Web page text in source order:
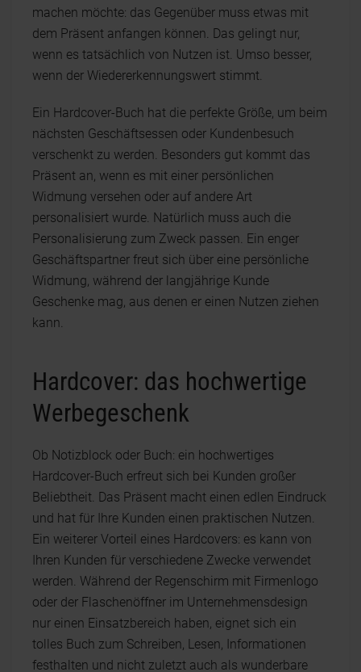
machen möchte: das Gegenüber muss etwas mit
dem Präsent anfangen können. Das gelingt nur,
wenn es tatsächlich von Nutzen ist. Umso besser,
wenn der Wiedererkennungswert stimmt.
Ein Hardcover-Buch hat die perfekte Größe, um beim
nächsten Geschäftsessen oder Kundenbesuch
verschenkt zu werden. Besonders gut kommt das
Präsent an, wenn es mit einer persönlichen
Widmung versehen oder auf andere Art
personalisiert wurde. Natürlich muss auch die
Personalisierung zum Zweck passen. Ein enger
Geschäftspartner freut sich über eine persönliche
Widmung, während der langjährige Kunde
Geschenke mag, aus denen er einen Nutzen ziehen
kann.
Hardcover: das hochwertige
Werbegeschenk
Ob Notizblock oder Buch: ein hochwertiges
Hardcover-Buch erfreut sich bei Kunden großer
Beliebtheit. Das Präsent macht einen edlen Eindruck
und hat für Ihre Kunden einen praktischen Nutzen.
Ein weiterer Vorteil eines Hardcovers: es kann von
Ihren Kunden für verschiedene Zwecke verwendet
werden. Während der Regenschirm mit Firmenlogo
oder der Flaschenöffner im Unternehmensdesign
nur einen Einsatzbereich haben, eignet sich ein
tolles Buch zum Schreiben, Lesen, Informationen
festhalten und nicht zuletzt auch als wunderbare